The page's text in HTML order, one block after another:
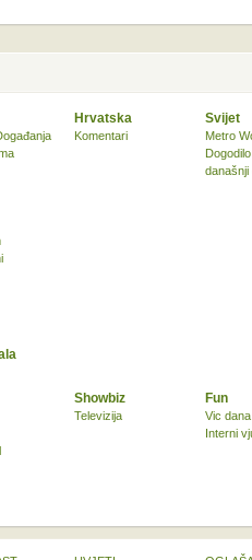
Hrvatska
Komentari
Svijet
Metro
današnji
Showbiz
Televizija
Fun
Vic dana
Interni